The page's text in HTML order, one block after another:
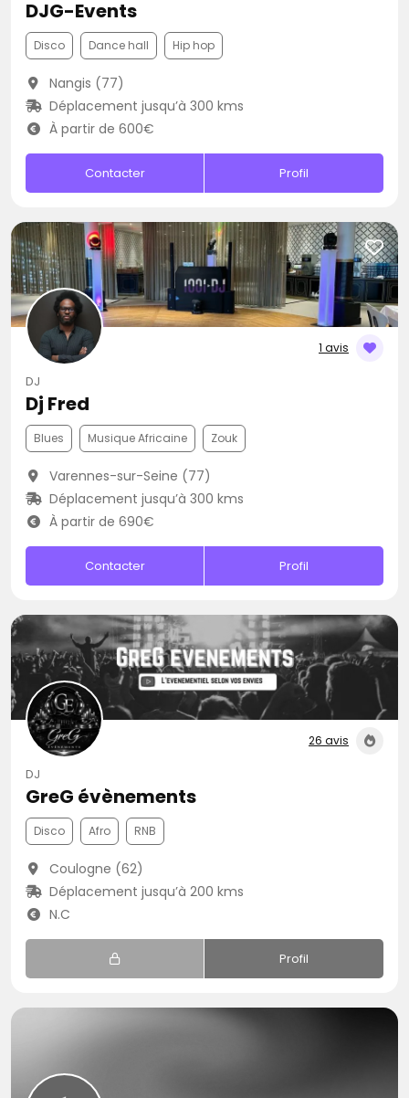
DJG-Events
Disco Dance hall Hip hop
Nangis (77)
Déplacement jusqu’à 300 kms
À partir de 600€
Contacter Profil
1 avis
DJ
Dj Fred
Blues Musique Africaine Zouk
Varennes-sur-Seine (77)
Déplacement jusqu’à 300 kms
À partir de 690€
Contacter Profil
26 avis
DJ
GreG évènements
Disco Afro RNB
Coulogne (62)
Déplacement jusqu’à 200 kms
N.C
Profil